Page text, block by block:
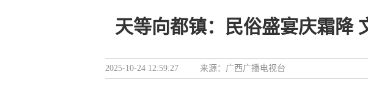
天等向都镇：民俗盛宴庆霜降
2025-10-24 12:59:27 来源： 广西广播电视台